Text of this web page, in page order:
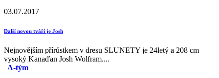
03.07.2017
Další novou tváří je Josh
Nejnovějším přírůstkem v dresu SLUNETY je 24letý a 208 cm
vysoký Kanaďan Josh Wolfram....
A-tým